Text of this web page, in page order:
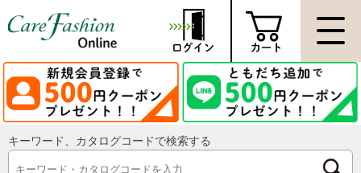
キーワード、カタログコードで検索する